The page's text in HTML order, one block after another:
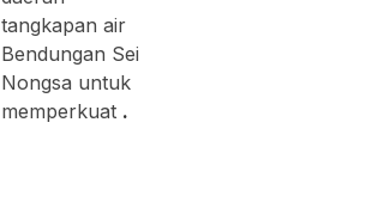
tangkapan air
Bendungan Sei
Nongsa untuk
memperkuat .